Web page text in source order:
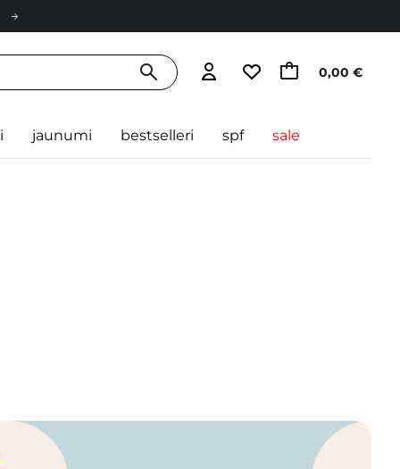
0,00 €
jaunumi bestselleri spf sale